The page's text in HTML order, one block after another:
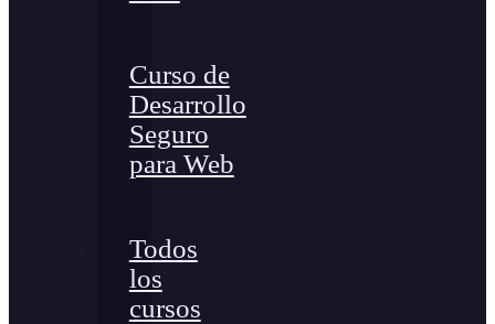
Curso de
Desarrollo
Seguro
para Web
Todos
los
cursos